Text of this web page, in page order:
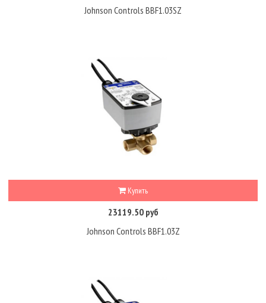
Johnson Controls BBF1.03SZ
Купить
23119.50 руб
Johnson Controls BBF1.03Z